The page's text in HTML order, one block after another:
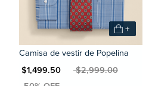
+
Camisa de vestir de Popelina
MXN $1,499.50MXN $2,999.00